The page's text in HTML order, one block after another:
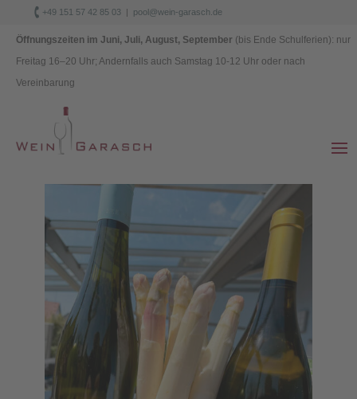
+49 151 57 42 85 03 | pool@wein-garasch.de
Öffnungszeiten im Juni, Juli, August, September (bis Ende Schulferien): nur
Freitag 16–20 Uhr; Andernfalls auch Samstag 10-12 Uhr oder nach
Vereinbarung